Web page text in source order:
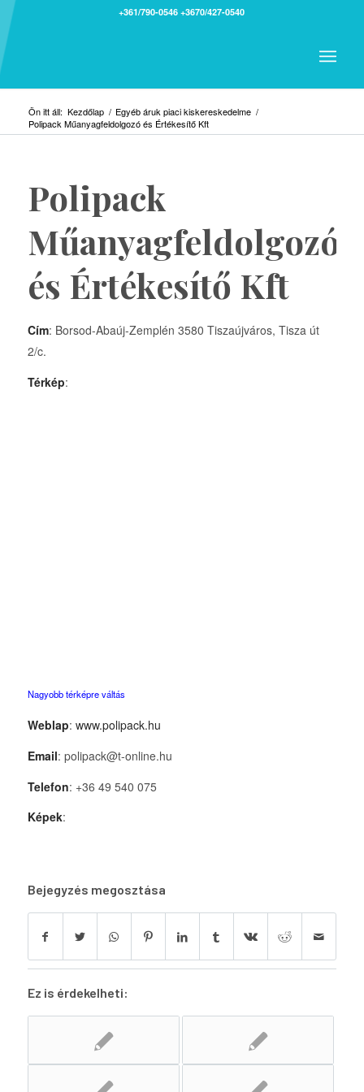
+361/790-0546 +3670/427-0540
Ön itt áll: Kezdőlap / Egyéb áruk piaci kiskereskedelme /
Polipack Műanyagfeldolgozó és Értékesítő Kft
Polipack
Műanyagfeldolgozó
és Értékesítő Kft
Cím: Borsod-Abaúj-Zemplén 3580 Tiszaújváros, Tisza út
2/c.
Térkép:
Nagyobb térképre váltás
Weblap: www.polipack.hu
Email: polipack@t-online.hu
Telefon: +36 49 540 075
Képek:
Bejegyzés megosztása
Ez is érdekelheti: